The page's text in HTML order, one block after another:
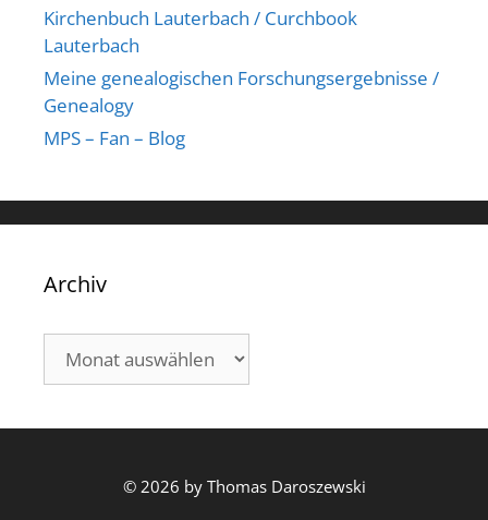
Kirchenbuch Lauterbach / Curchbook
Lauterbach
Meine genealogischen Forschungsergebnisse /
Genealogy
MPS – Fan – Blog
Archiv
© 2026 by Thomas Daroszewski